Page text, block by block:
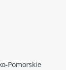
Pomorskie